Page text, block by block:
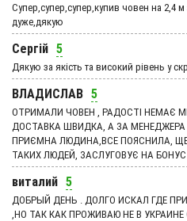
Супер,супер,супер,купив човен на 2,4
дуже,дякую
Сергій 5
Дякую за якість та високий рівень у
ВЛАДИСЛАВ 5
ОТРИМАЛИ ЧОВЕН , РАДОСТІ НЕМАЄ
ДОСТАВКА ШВИДКА, А ЗА МЕНЕДЖЕРА
ПРИЄМНА ЛЮДИНА,ВСЕ ПОЯСНИЛА,
ТАКИХ ЛЮДЕЙ, ЗАСЛУГОВУЄ НА БОНУС
виталий 5
ДОБРЫЙ ДЕНЬ . ДОЛГО ИСКАЛ ГДЕ
,НО ТАК КАК ПРОЖИВАЮ НЕ В